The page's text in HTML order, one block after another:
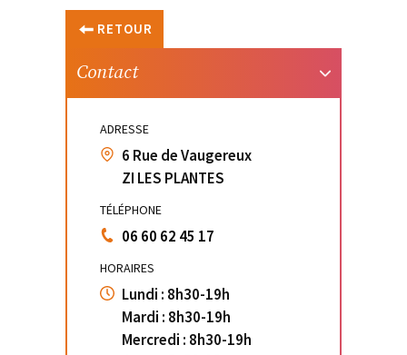
RETOUR
Contact
ADRESSE
6 Rue de Vaugereux
ZI LES PLANTES
TÉLÉPHONE
06 60 62 45 17
HORAIRES
Lundi : 8h30-19h
Mardi : 8h30-19h
Mercredi : 8h30-19h